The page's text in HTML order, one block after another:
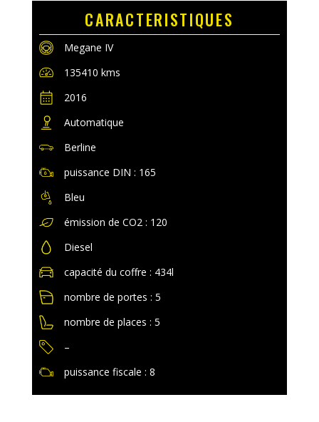
CARACTERISTIQUES
Megane IV
135410 kms
2016
Automatique
Berline
puissance DIN : 165
Bleu
émission de CO2 : 120
Diesel
capacité du coffre : 434l
nombre de portes : 5
nombre de places : 5
–
puissance fiscale : 8